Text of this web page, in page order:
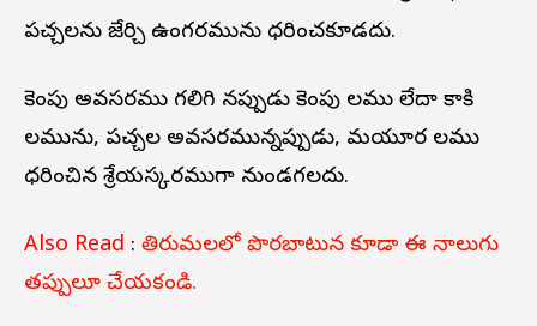
పచ్చలను జేర్చి ఉంగరమును ధరించకూడదు.
కెంపు అవసరము గలిగి నప్పుడు కెంపు నీలము లేదా కాకి
నీలమును, పచ్చల అవసరమున్నప్పుడు, మయూర నీలము
ధరించిన శ్రేయస్కరముగా నుండగలదు.
Also Read : తిరుమలలో పొరబాటున కూడా ఈ నాలుగు
తప్పులూ చేయకండి.